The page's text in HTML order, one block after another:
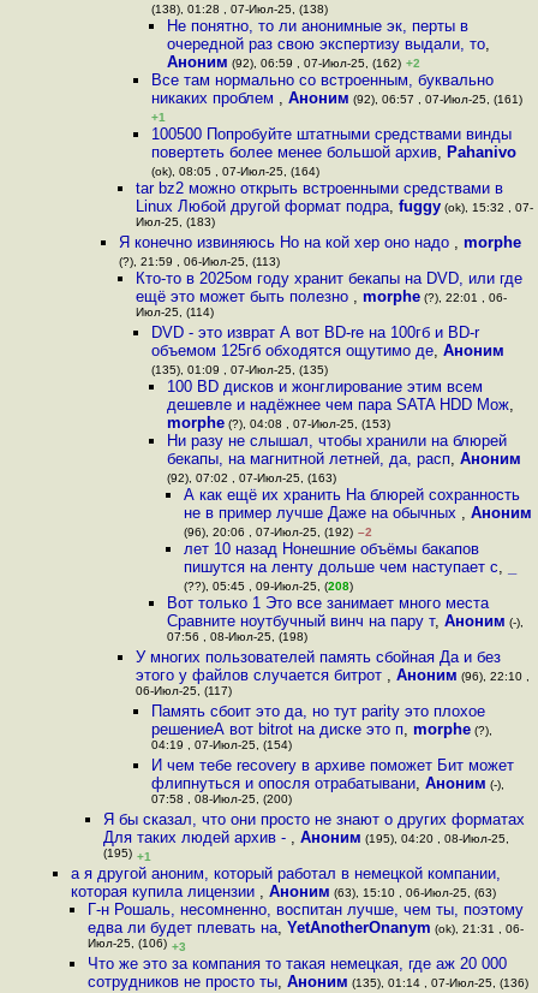
(138), 01:28 , 07-Июл-25, (138)
Не понятно, то ли анонимные эк, перты в
очередной раз свою экспертизу выдали, то,
Аноним (92), 06:59 , 07-Июл-25, (162) +2
Все там нормально со встроенным, буквально
никаких проблем , Аноним (92), 06:57 , 07-Июл-25, (161)
+1
100500 Попробуйте штатными средствами винды
повертеть более менее большой архив, Pahanivo
(ok), 08:05 , 07-Июл-25, (164)
tar bz2 можно открыть встроенными средствами в
Linux Любой другой формат подра, fuggy(ok), 15:32 , 07-
Июл-25, (183)
Я конечно извиняюсь Но на кой хер оно надо ,morphe
(?), 21:59 , 06-Июл-25, (113)
Кто-то в 2025ом году хранит бекапы на DVD, или где
ещё это может быть полезно , morphe(?), 22:01 , 06-
Июл-25, (114)
DVD - это изврат А вот BD-re на 100гб и BD-r
объемом 125гб обходятся ощутимо де, Аноним
(135), 01:09 , 07-Июл-25, (135)
100 BD дисков и жонглирование этим всем
дешевле и надёжнее чем пара SATA HDD Мож,
morphe (?), 04:08 , 07-Июл-25, (153)
Ни разу не слышал, чтобы хранили на блюрей
бекапы, на магнитной летней, да, расп,Аноним
(92), 07:02 , 07-Июл-25, (163)
А как ещё их хранить На блюрей сохранность
не в пример лучше Даже на обычных , Аноним
(96), 20:06 , 07-Июл-25, (192) –2
лет 10 назад Нонешние объёмы бакапов
пишутся на ленту дольше чем наступает с,
(??), 05:45 , 09-Июл-25, (208)
Вот только 1 Это все занимает много места
Сравните ноутбучный винч на пару т,Аноним (-),
07:56 , 08-Июл-25, (198)
У многих пользователей память сбойная Да и без
этого у файлов случается битрот , Аноним (96), 22:10 ,
06-Июл-25, (117)
Память сбоит это да, но тут parity это плохое
решениеА вот bitrot на диске это п, morphe(?),
04:19 , 07-Июл-25, (154)
И чем тебе recovery в архиве поможет Бит может
флипнуться и опосля отрабатывани, Аноним (-),
07:58 , 08-Июл-25, (200)
Я бы сказал, что они просто не знают о других форматах
Для таких людей архив - , Аноним (195), 04:20 , 08-Июл-25,
(195) +1
а я другой аноним, который работал в немецкой компании,
которая купила лицензии ,Аноним (63), 15:10 , 06-Июл-25, (63)
Г-н Рошаль, несомненно, воспитан лучше, чем ты, поэтому
едва ли будет плевать на, YetAnotherOnanym (ok), 21:31 , 06-
Июл-25, (106) +3
Что же это за компания то такая немецкая, где аж 20 000
сотрудников не просто ты, Аноним (135), 01:14 , 07-Июл-25, (136)